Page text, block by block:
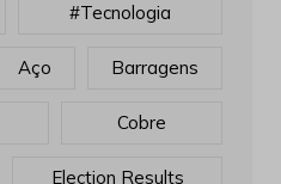
#tecnologia
Aço Barragens
Cobre
Election Results